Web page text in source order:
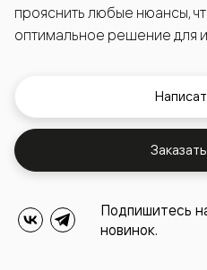
прояснить любые нюансы,
оптимальное решение для
Подпишитесь
новинок.